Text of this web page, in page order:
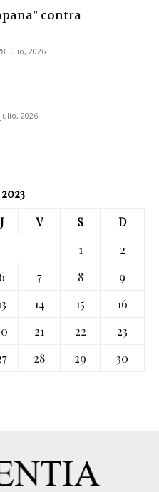
contra
julio, 2026
2026
J V S
D
1
2
6 7 8
9
14 15
16
21 22
23
28 29
30